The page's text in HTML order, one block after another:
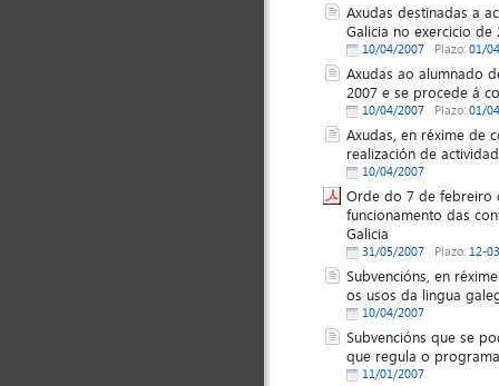
Axudas destinadas a
Galicia no exercicio de
10/04/2007 Plazo: 01/
Axudas ao alumnado
2007 e se procede á
10/04/2007 Plazo: 01/
Axudas, en réxime de
realización de
10/04/2007
Orde do 7 de febreiro
funcionamento das
Galicia
31/05/2007 Plazo: 12-
Subvencións, en
os usos da lingua
10/04/2007
Subvencións que se
que regula o
11/01/2007